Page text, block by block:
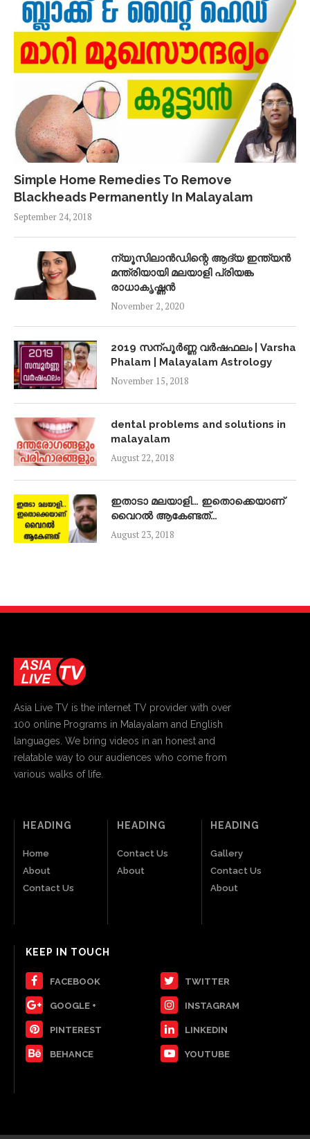
Simple Home Remedies To Remove
Blackheads Permanently In Malayalam
September 24, 2018
ന്യൂസിലാൻഡിന്റെ ആദ്യ ഇന്ത്യൻ
മന്ത്രിയായി മലയാളി പ്രിയങ്ക
രാധാകൃഷ്ണൻ
November 2, 2020
2019 സന്പൂർണ്ണ വർഷഫലം | Varsha
Phalam | Malayalam Astrology
November 15, 2018
dental problems and solutions in
malayalam
August 22, 2018
ഇതാടാ മലയാളി… ഇതൊക്കെയാണ്
വൈറൽ ആകേണ്ടത്…
August 23, 2018
Asia Live TV is the internet TV provider with over
100 online Programs in Malayalam and English
languages. We bring videos in an honest and
relatable way to our audiences who come from
various walks of life.
HEADING
Home
About
Contact Us
HEADING
Contact Us
About
HEADING
Gallery
Contact Us
About
KEEP IN TOUCH
FACEBOOK TWITTER
GOOGLE + INSTAGRAM
PINTEREST LINKEDIN
BEHANCE YOUTUBE